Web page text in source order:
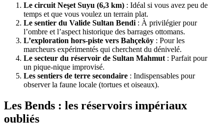
Le circuit Neşet Suyu (6,3 km) : Idéal si vous avez peu de
temps et que vous voulez un terrain plat.
Le sentier du Valide Sultan Bendi : À privilégier pour
l’ombre et l’aspect historique des barrages ottomans.
L’exploration hors-piste vers Bahçeköy : Pour les
marcheurs expérimentés qui cherchent du dénivelé.
Le secteur du réservoir de Sultan Mahmut : Parfait pour
un pique-nique improvisé.
Les sentiers de terre secondaire : Indispensables pour
observer la faune locale (tortues et oiseaux).
Les Bends : les réservoirs impériaux
oubliés